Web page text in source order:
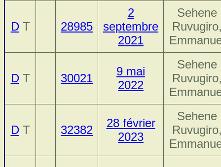
DT 28985
2
septembre
2021
Sehene
DT 30021
9 mai
2022
Sehene
DT 32382
28 février
2023
Sehene